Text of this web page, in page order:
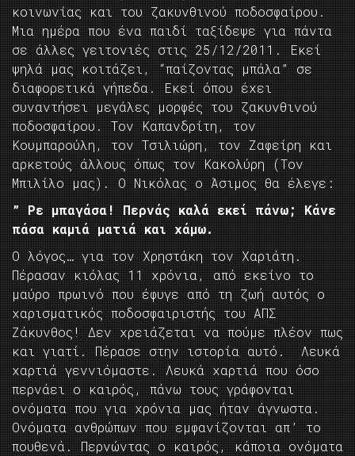
κοινωνίας και του ζακυνθινού ποδοσφαίρου.
Μια ημέρα που ένα παιδί ταξίδεψε για πάντα
σε άλλες γειτονιές στις 25/12/2011. Εκεί
ψηλά μας κοιτάζει, “παίζοντας μπάλα” σε
διαφορετικά γήπεδα. Εκεί όπου έχει
συναντήσει μεγάλες μορφές του ζακυνθινού
ποδοσφαίρου. Τον Καπανδρίτη, τον
Κουμπαρούλη, τον Τσιλιώρη, τον Ζαφείρη και
αρκετούς άλλους όπως τον Κακολύρη (Τον
Μπιλίλο μας). Ο Νικόλας ο Άσιμος θα έλεγε:
” Ρε μπαγάσα! Περνάς καλά εκεί πάνω; Κάνε
πάσα καμιά ματιά και χάμω.
Ο λόγος… για τον Χρηστάκη τον Χαριάτη.
Πέρασαν κιόλας 11 χρόνια, από εκείνο το
μαύρο πρωινό που έφυγε από τη ζωή αυτός ο
χαρισματικός ποδοσφαιριστής του ΑΠΣ
Ζάκυνθος! Δεν χρειάζεται να πούμε πλέον πως
και γιατί. Πέρασε στην ιστορία αυτό. Λευκά
χαρτιά γεννιόμαστε. Λευκά χαρτιά που όσο
περνάει ο καιρός, πάνω τους γράφονται
ονόματα που για χρόνια μας ήταν άγνωστα.
Ονόματα ανθρώπων που εμφανίζονται απ’ το
πουθενά. Περνώντας ο καιρός, κάποια ονόματα